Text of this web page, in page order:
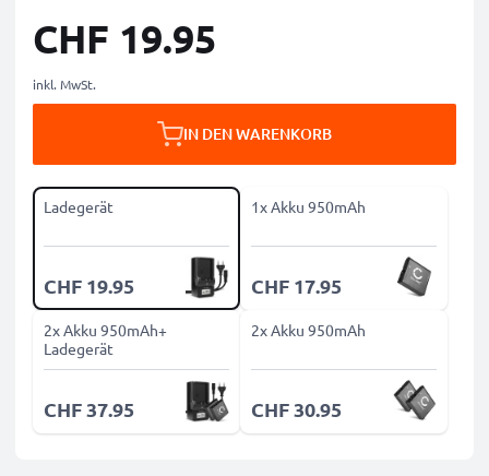
CHF 19.95
inkl. MwSt.
IN DEN WARENKORB
Ladegerät
CHF 19.95
1x Akku 950mAh
CHF 17.95
2x Akku 950mAh+
Ladegerät
CHF 37.95
2x Akku 950mAh
CHF 30.95